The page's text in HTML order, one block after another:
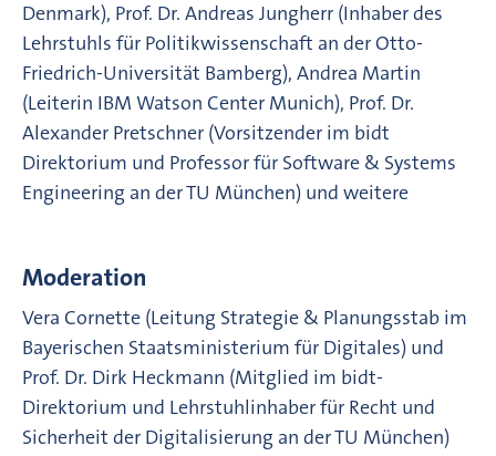
Denmark), Prof. Dr. Andreas Jungherr (Inhaber des
Lehrstuhls für Politikwissenschaft an der Otto-
Friedrich-Universität Bamberg), Andrea Martin
(Leiterin IBM Watson Center Munich), Prof. Dr.
Alexander Pretschner (Vorsitzender im bidt
Direktorium und Professor für Software & Systems
Engineering an der TU München) und weitere
Moderation
Vera Cornette (Leitung Strategie & Planungsstab im
Bayerischen Staatsministerium für Digitales) und
Prof. Dr. Dirk Heckmann (Mitglied im bidt-
Direktorium und Lehrstuhlinhaber für Recht und
Sicherheit der Digitalisierung an der TU München)